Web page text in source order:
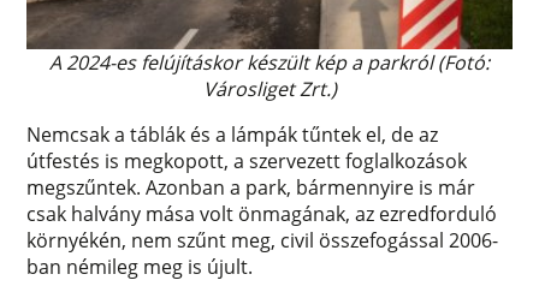
A 2024-es felújításkor készült kép a parkról (Fotó:
Városliget Zrt.)
Nemcsak a táblák és a lámpák tűntek el, de az
útfestés is megkopott, a szervezett foglalkozások
megszűntek. Azonban a park, bármennyire is már
csak halvány mása volt önmagának, az ezredforduló
környékén, nem szűnt meg, civil összefogással 2006-
ban némileg meg is újult.